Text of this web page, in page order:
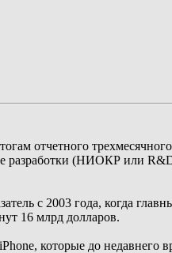
отчетного
разработки (НИОКР или
с 2003 года, когда
16 млрд долларов.
которые до недавнего